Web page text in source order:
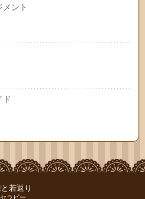
ント
ド
若返り
ラピー